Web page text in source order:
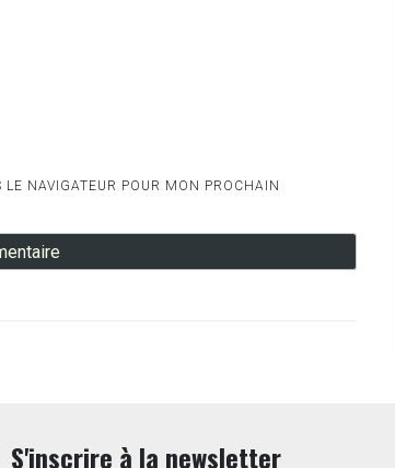
NAVIGATEUR POUR MON PROCHAIN
S'inscrire à la newsletter